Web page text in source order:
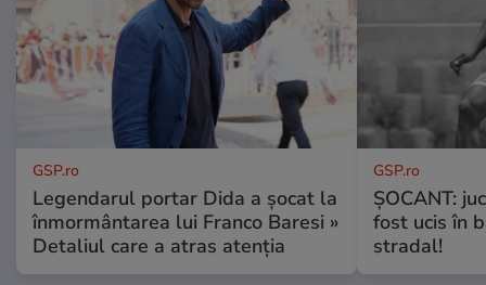
GSP.ro
Legendarul portar Dida a șocat la
înmormântarea lui Franco Baresi »
Detaliul care a atras atenția
GSP.ro
ȘOCANT:
fost ucis în
stradal!